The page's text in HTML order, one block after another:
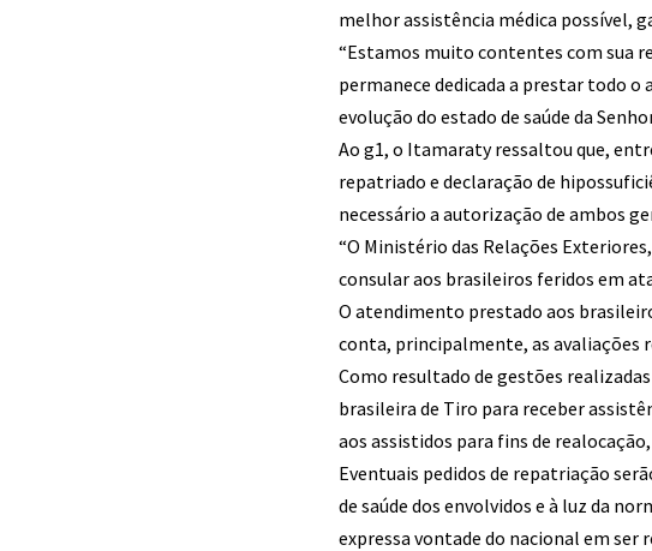
melhor assistência médica possível,
“Estamos muito contentes com sua
permanece dedicada a prestar todo
evolução do estado de saúde da
Ao g1, o Itamaraty ressaltou que,
repatriado e declaração de
necessário a autorização de ambos
“O Ministério das Relações
consular aos brasileiros feridos em
O atendimento prestado aos
conta, principalmente, as avaliações
Como resultado de gestões
brasileira de Tiro para receber
aos assistidos para fins de
Eventuais pedidos de repatriação
de saúde dos envolvidos e à luz da
expressa vontade do nacional em